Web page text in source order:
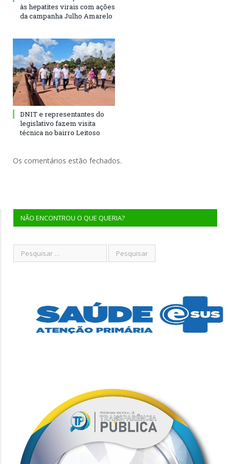
às hepatites virais com ações
da campanha Julho Amarelo
DNIT e representantes do
legislativo fazem visita
técnica no bairro Leitoso
Os comentários estão fechados.
NÃO ENCONTROU O QUE QUERIA?